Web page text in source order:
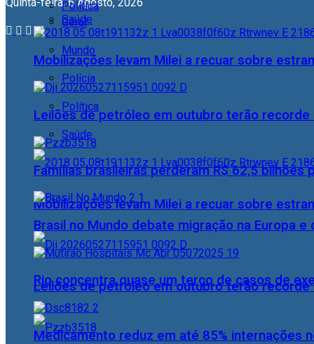
Geral
Mundo
Polícia
Política
Saúde
Mobilizações levam Milei a recuar sobre
Leilões de petróleo em outubro terão recorde
Política
Saúde
Mobilizações levam Milei a recuar sobre
Leilões de petróleo em outubro terão recorde
Famílias brasileiras perderam R$ 62,5 bilhões
Brasil no Mundo debate migração na Europa
Rio concentra quase um terço de casos de
Medicamento reduz em até 85% internações